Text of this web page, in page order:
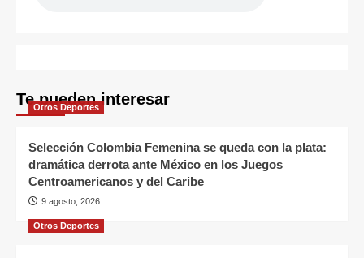
Te pueden interesar
Otros Deportes
Selección Colombia Femenina se queda con la plata:
dramática derrota ante México en los Juegos
Centroamericanos y del Caribe
9 agosto, 2026
Otros Deportes